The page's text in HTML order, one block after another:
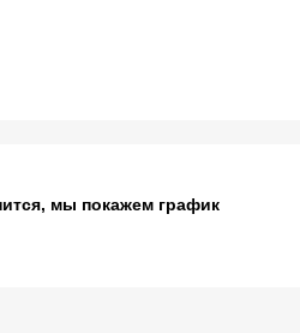
мы покажем график